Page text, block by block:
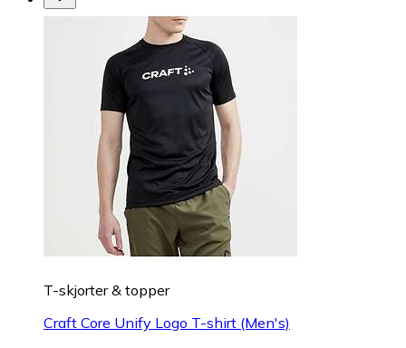
T-skjorter & topper
Craft Core Unify Logo T-shirt (Men's)